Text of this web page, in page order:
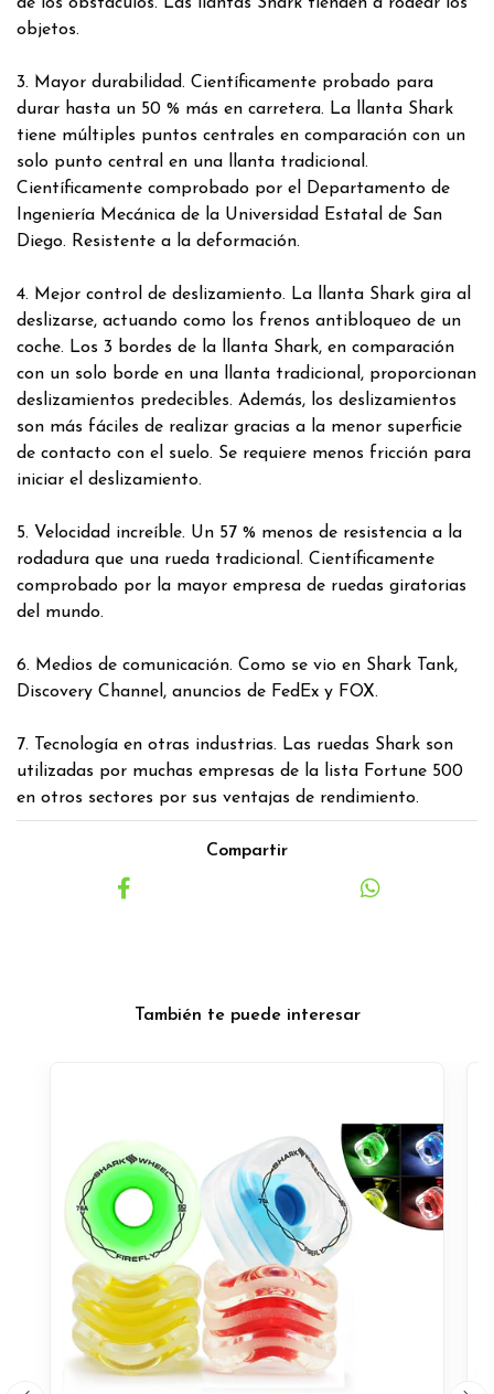
objetos.
3. Mayor durabilidad. Científicamente probado para
durar hasta un 50 % más en carretera. La llanta Shark
tiene múltiples puntos centrales en comparación con un
solo punto central en una llanta tradicional.
Científicamente comprobado por el Departamento de
Ingeniería Mecánica de la Universidad Estatal de San
Diego. Resistente a la deformación.
4. Mejor control de deslizamiento. La llanta Shark gira al
deslizarse, actuando como los frenos antibloqueo de un
coche. Los 3 bordes de la llanta Shark, en comparación
con un solo borde en una llanta tradicional, proporcionan
deslizamientos predecibles. Además, los deslizamientos
son más fáciles de realizar gracias a la menor superficie
de contacto con el suelo. Se requiere menos fricción para
iniciar el deslizamiento.
5. Velocidad increíble. Un 57 % menos de resistencia a la
rodadura que una rueda tradicional. Científicamente
comprobado por la mayor empresa de ruedas giratorias
del mundo.
6. Medios de comunicación. Como se vio en Shark Tank,
Discovery Channel, anuncios de FedEx y FOX.
7. Tecnología en otras industrias. Las ruedas Shark son
utilizadas por muchas empresas de la lista Fortune 500
en otros sectores por sus ventajas de rendimiento.
Compartir
También te puede interesar